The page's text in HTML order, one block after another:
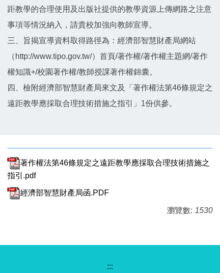
距教學的合理使用及出版社提供的教學資源上傳網路之注意
事項等情況納入，請貴校加強向教師宣導。
三、旨揭宣導資料取得路徑為：經濟部智慧財產局網站
（http://www.tipo.gov.tw/）首頁/著作權/著作權主題網/著作
權知識+/校園著作權/教師授課著作權錦囊。
四、檢附經濟部智慧財產局來文及「著作權法第46條規定之
遠距教學應採取合理技術措施之指引」1份供參。
著作權法第46條規定之遠距教學應採取合理技術措施之
指引.pdf
經濟部智慧財產局函.PDF
瀏覽數: 1530
:::